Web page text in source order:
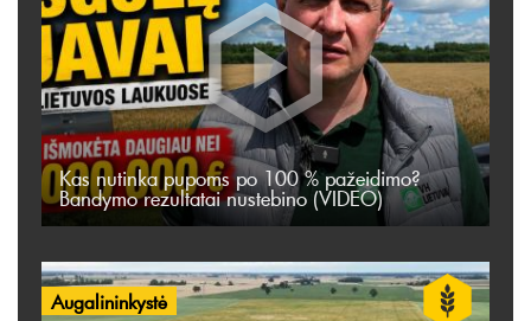
Kas nutinka pupoms po 100 % pažeidimo?
Bandymo rezultatai nustebino (VIDEO)
Augalininkystė